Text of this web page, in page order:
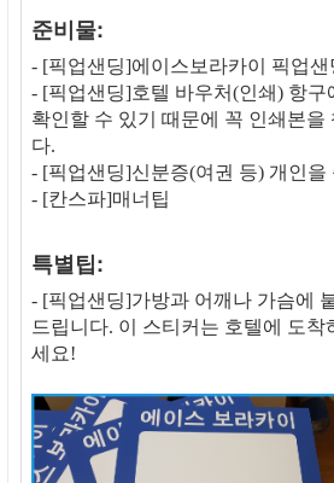
준비물:
- [픽업샌딩]에이스보라카이 픽업샌
- [픽업샌딩]호텔 바우처(인쇄) 항구
확인할 수 있기 때문에 꼭 인쇄본을
다.
- [픽업샌딩]신분증(여권 등) 개인을
- [칸스파]매너팁
특별팁:
- [픽업샌딩]가방과 어깨나 가슴에
드립니다. 이 스티커는 호텔에 도착
세요!